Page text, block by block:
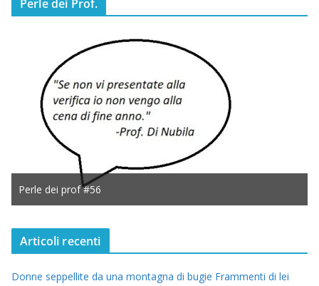
Perle dei Prof.
Perle dei prof #56
Articoli recenti
Donne seppellite da una montagna di bugie Frammenti di lei